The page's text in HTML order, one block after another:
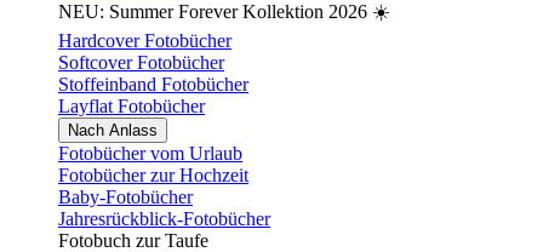
NEU: Summer Forever Kollektion 2026 ☀️
Hardcover Fotobücher
Softcover Fotobücher
Stoffeinband Fotobücher
Layflat Fotobücher
Nach Anlass
Fotobücher vom Urlaub
Fotobücher zur Hochzeit
Baby-Fotobücher
Jahresrückblick-Fotobücher
Fotobuch zur Taufe